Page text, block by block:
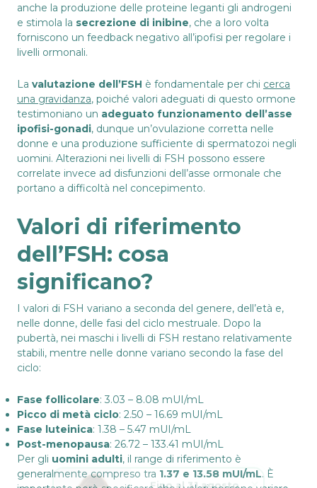
anche la produzione delle proteine leganti gli androgeni
e stimola la secrezione di inibine, che a loro volta
forniscono un feedback negativo all’ipofisi per regolare i
livelli ormonali.
La valutazione dell’FSH è fondamentale per chi cerca
una gravidanza, poiché valori adeguati di questo ormone
testimoniano un adeguato funzionamento dell’asse
ipofisi-gonadi, dunque un’ovulazione corretta nelle
donne e una produzione sufficiente di spermatozoi negli
uomini. Alterazioni nei livelli di FSH possono essere
correlate invece ad disfunzioni dell’asse ormonale che
portano a difficoltà nel concepimento.
Valori di riferimento
dell’FSH: cosa
significano?
I valori di FSH variano a seconda del genere, dell’età e,
nelle donne, delle fasi del ciclo mestruale. Dopo la
pubertà, nei maschi i livelli di FSH restano relativamente
stabili, mentre nelle donne variano secondo la fase del
ciclo:
Fase follicolare: 3.03 – 8.08 mUI/mL
Picco di metà ciclo: 2.50 – 16.69 mUI/mL
Fase luteinica: 1.38 – 5.47 mUI/mL
Post-menopausa: 26.72 – 133.41 mUI/mL
Per gli uomini adulti, il range di riferimento è
generalmente compreso tra 1.37 e 13.58 mUI/mL. È
Fino al 31 agosto